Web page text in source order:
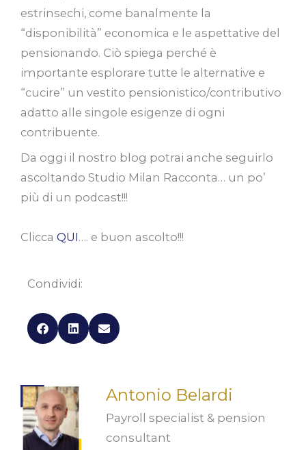
estrinsechi, come banalmente la
“disponibilità” economica e le aspettative del
pensionando. Ciò spiega perché è
importante esplorare tutte le alternative e
“cucire” un vestito pensionistico/contributivo
adatto alle singole esigenze di ogni
contribuente.
Da oggi il nostro blog potrai anche seguirlo
ascoltando Studio Milan Racconta… un po’
più di un podcast!!!
Clicca QUI…. e buon ascolto!!!
Condividi:
Antonio Belardi
Payroll specialist & pension
consultant